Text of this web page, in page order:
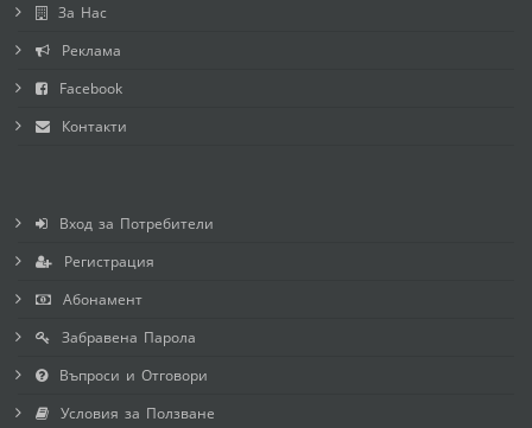
За Нас
Реклама
Facebook
Контакти
Вход за Потребители
Регистрация
Абонамент
Забравена Парола
Въпроси и Отговори
Условия за Ползване